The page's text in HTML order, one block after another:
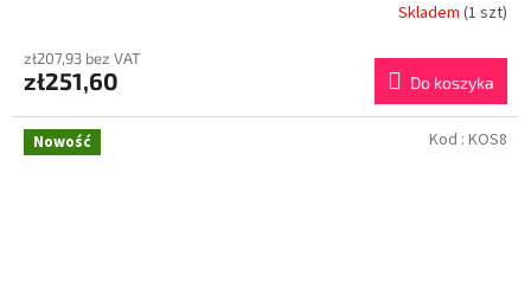
Skladem (1 szt)
zł207,93 bez VAT
zł251,60 Do koszyka
Nowość Kod : KOS8